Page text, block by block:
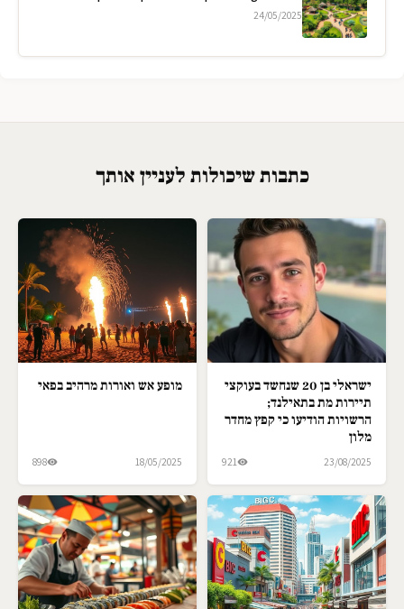
24/05/2025
כתבות שיכולות לעניין אותך
ישראלי בן 20 שנחשד בעוקצי
תיירות מת בתאילנד;
הרשויות הודיעו כי קפץ מחדר
מלון
23/08/2025
921
מופע אש ואורות מרהיב בפאי
18/05/2025
898